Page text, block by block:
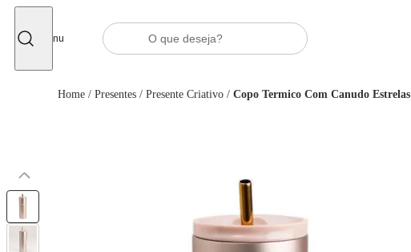
Menu
Home / Presentes / Presente Criativo / Copo Termico Com Canudo Estrelas